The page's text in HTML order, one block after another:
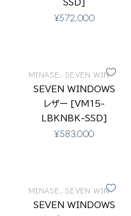
SSD]
¥572,000
MINASE , SEVEN WINDOWS
SEVEN WINDOWS
レザー [VM15-
LBKNBK-SSD]
¥583,000
MINASE , SEVEN WINDOWS
SEVEN WINDOWS